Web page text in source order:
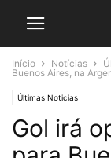
Início Notícias
Buenos Aires, na
Últimas Noticias
Gol irá